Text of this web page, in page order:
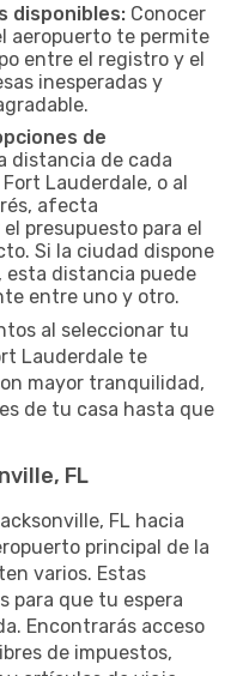
disponibles: Conocer
aeropuerto te permite
entre el registro y el
inesperadas y
de
distancia de cada
Lauderdale, o al
afecta
presupuesto para el
Si la ciudad dispone
esta distancia puede
entre uno y otro.
al seleccionar tu
Lauderdale te
mayor tranquilidad,
de tu casa hasta que
FL
FL hacia
principal de la
varios. Estas
para que tu espera
Encontrarás acceso
de impuestos,